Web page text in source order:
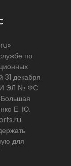
по
31 декабря
ЭЛ № ФС
Е. Ю.
для